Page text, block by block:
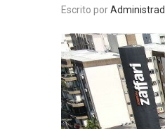
Escrito por